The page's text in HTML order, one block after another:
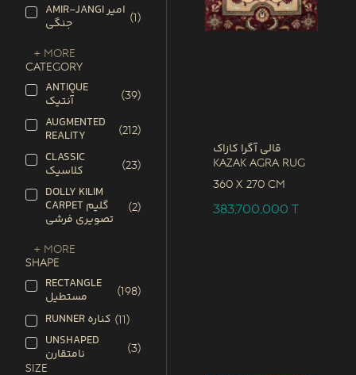
AMIR-JANGI امیر
جنگی (1)
+ More
CATEGORY
ANTIQUE
آنتیک (39)
AUGMENTED
REALITY (212)
CLASSIC
کلاسیک (23)
DOLLY KILIM
CARPET گلیم
تصویری فرشی
(2)
+ More
SHAPE
RECTANGLE
مستطیل (198)
RUNNER کناره (11)
UNSHAPED
نامتقارن (3)
SIZE
قالی آگرا کازاک
Kazak Agra Rug
360 x 270 CM
383,700,000T